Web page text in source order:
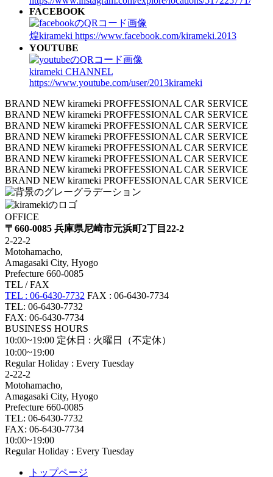
FACEBOOK
煌kirameki https://www.facebook.com/kirameki.2013
YOUTUBE
kirameki CHANNEL
https://www.youtube.com/user/2013kirameki
BRAND NEW kirameki PROFFESSIONAL CAR SERVICE
BRAND NEW kirameki PROFFESSIONAL CAR SERVICE
BRAND NEW kirameki PROFFESSIONAL CAR SERVICE
BRAND NEW kirameki PROFFESSIONAL CAR SERVICE
BRAND NEW kirameki PROFFESSIONAL CAR SERVICE
BRAND NEW kirameki PROFFESSIONAL CAR SERVICE
BRAND NEW kirameki PROFFESSIONAL CAR SERVICE
BRAND NEW kirameki PROFFESSIONAL CAR SERVICE
OFFICE
〒660-0085 兵庫県尼崎市元浜町2丁目22-2
2-22-2
Motohamacho,
Amagasaki City, Hyogo
Prefecture 660-0085
TEL / FAX
TEL : 06-6430-7732 FAX : 06-6430-7734
TEL: 06-6430-7732
FAX: 06-6430-7734
BUSINESS HOURS
10:00~19:00 定休日 : 火曜日（不定休）
10:00~19:00
Regular Holiday : Every Tuesday
2-22-2
Motohamacho,
Amagasaki City, Hyogo
Prefecture 660-0085
TEL: 06-6430-7732
FAX: 06-6430-7734
10:00~19:00
Regular Holiday : Every Tuesday
トップページ